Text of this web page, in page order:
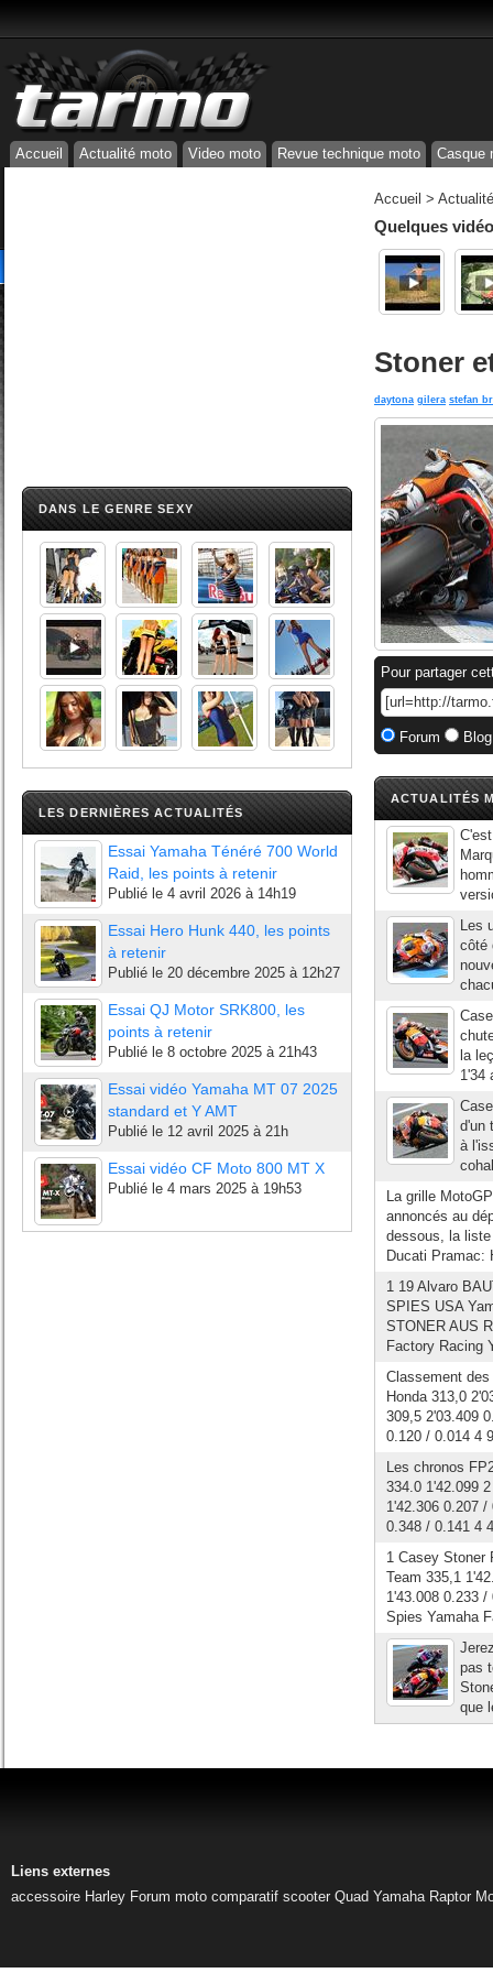
Accueil Actualité moto Video moto Revue technique moto Casque
DANS LE GENRE SEXY
LES DERNIÈRES ACTUALITÉS
Essai Yamaha Ténéré 700 World
Raid, les points à retenir
Publié le 4 avril 2026 à 14h19
Essai Hero Hunk 440, les points
à retenir
Publié le 20 décembre 2025 à 12h27
Essai QJ Motor SRK800, les
points à retenir
Publié le 8 octobre 2025 à 21h43
Essai vidéo Yamaha MT 07 2025
standard et Y AMT
Publié le 12 avril 2025 à 21h
Essai vidéo CF Moto 800 MT X
Publié le 4 mars 2025 à 19h53
Accueil >
Quelques
Stoner
daytona gilera stefan
Pour partager
Forum
ACTUALITÉS
Les
côté
la
1'34
d'un
à
La grille
annoncés au
dessous, la
Ducati Pramac:
1 19 Alvaro
SPIES USA
STONER AUS
Factory Racing
Classement
Honda 313,0
309,5 2'03.409
0.120 / 0.014 4
Les chronos
334.0 1'42.099
1'42.306 0.207
0.348 / 0.141 4
1 Casey Stoner
Team 335,1
1'43.008 0.233
Spies Yamaha
pas
que
Liens externes
accessoire Harley Forum moto comparatif scooter Quad Yamaha Raptor